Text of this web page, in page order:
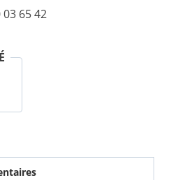
65 42